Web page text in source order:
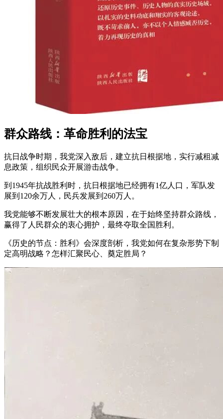
群众路线：革命胜利的法宝
抗日战争时期，我党深入敌后，建立抗日根据地，实行减租减
息政策，组织民众开展游击战争。
到1945年抗战胜利时，抗日根据地已经拥有1亿人口，军队发
展到120余万人，民兵发展到260万人。
我党能够不断发展壮大的根本原因，在于始终坚持群众路线，
赢得了人民群众的衷心拥护，最终夺取全国胜利。
《历史的节点：胜利》会深度剖析，我党如何在复杂形势下制
定高明战略？怎样汇聚民心、奠定胜局？